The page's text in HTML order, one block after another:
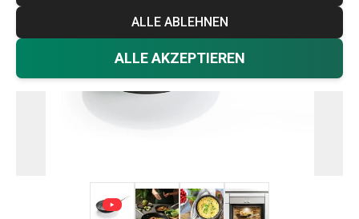
ALLE ABLEHNEN
ALLE AKZEPTIEREN